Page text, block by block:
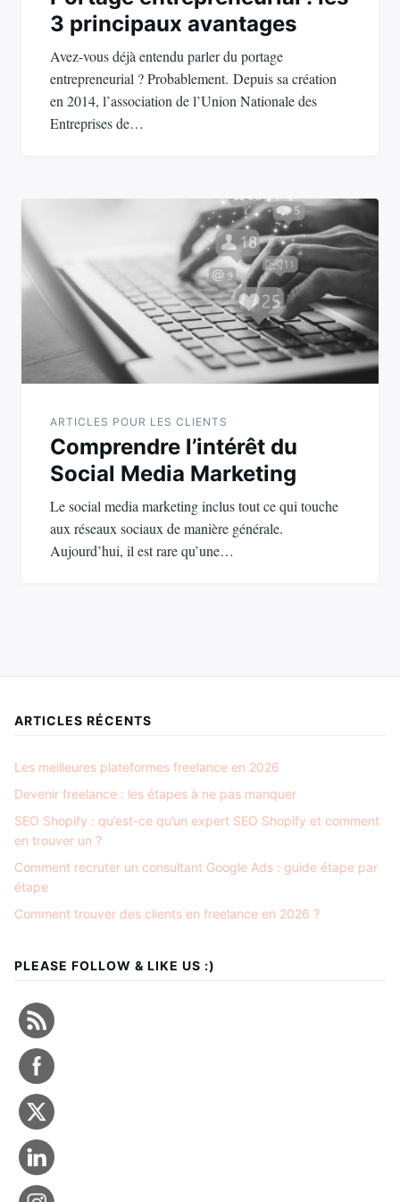
3 principaux avantages
Avez-vous déjà entendu parler du portage
entrepreneurial ? Probablement. Depuis sa création
en 2014, l’association de l’Union Nationale des
Entreprises de…
ARTICLES POUR LES CLIENTS
Comprendre l’intérêt du
Social Media Marketing
Le social media marketing inclus tout ce qui touche
aux réseaux sociaux de manière générale.
Aujourd’hui, il est rare qu’une…
ARTICLES RÉCENTS
Les meilleures plateformes freelance en 2026
Devenir freelance : les étapes à ne pas manquer
SEO Shopify : qu’est-ce qu’un expert SEO Shopify et comment
en trouver un ?
Comment recruter un consultant Google Ads : guide étape par
étape
Comment trouver des clients en freelance en 2026 ?
PLEASE FOLLOW & LIKE US :)